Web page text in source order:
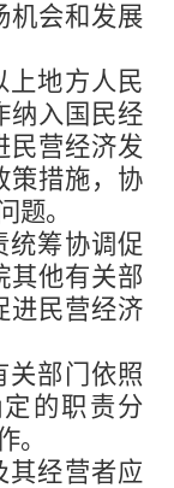
机会和发展
地方人民
纳入国民经
民营经济发
策措施，协
题。
统筹协调促
其他有关部
进民营经济
关部门依照
的职责分
。
经营者应